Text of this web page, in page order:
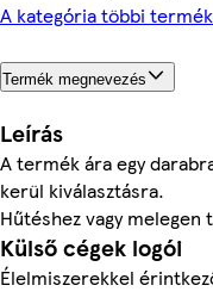
A kategória többi
Termék megnevezés
Leírás
A termék ára egy
kerül kiválasztásra.
Hűtéshez vagy
Külső cégek logói
Élelmiszerekkel